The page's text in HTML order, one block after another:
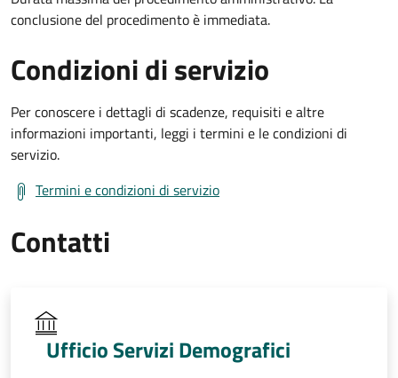
conclusione del procedimento è immediata.
Condizioni di servizio
Per conoscere i dettagli di scadenze, requisiti e altre
informazioni importanti, leggi i termini e le condizioni di
servizio.
Termini e condizioni di servizio
Contatti
Ufficio Servizi Demografici